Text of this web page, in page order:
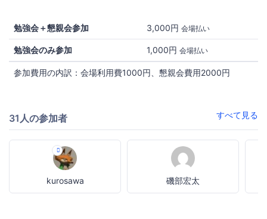
勉強会＋懇親会参加 3,000円 会場払い
勉強会のみ参加 1,000円 会場払い
参加費用の内訳：会場利用費1000円、懇親会費用2000円
31人の参加者 すべて見る
kurosawa 磯部宏太